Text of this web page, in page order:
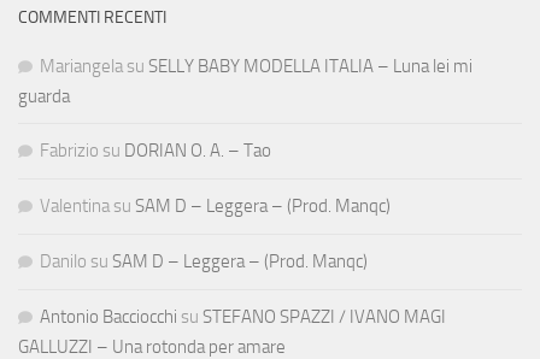
COMMENTI RECENTI
Mariangela su SELLY BABY MODELLA ITALIA – Luna lei mi
guarda
Fabrizio su DORIAN O. A. – Tao
Valentina su SAM D – Leggera – (Prod. Manqc)
Danilo su SAM D – Leggera – (Prod. Manqc)
Antonio Bacciocchi su STEFANO SPAZZI / IVANO MAGI
GALLUZZI – Una rotonda per amare